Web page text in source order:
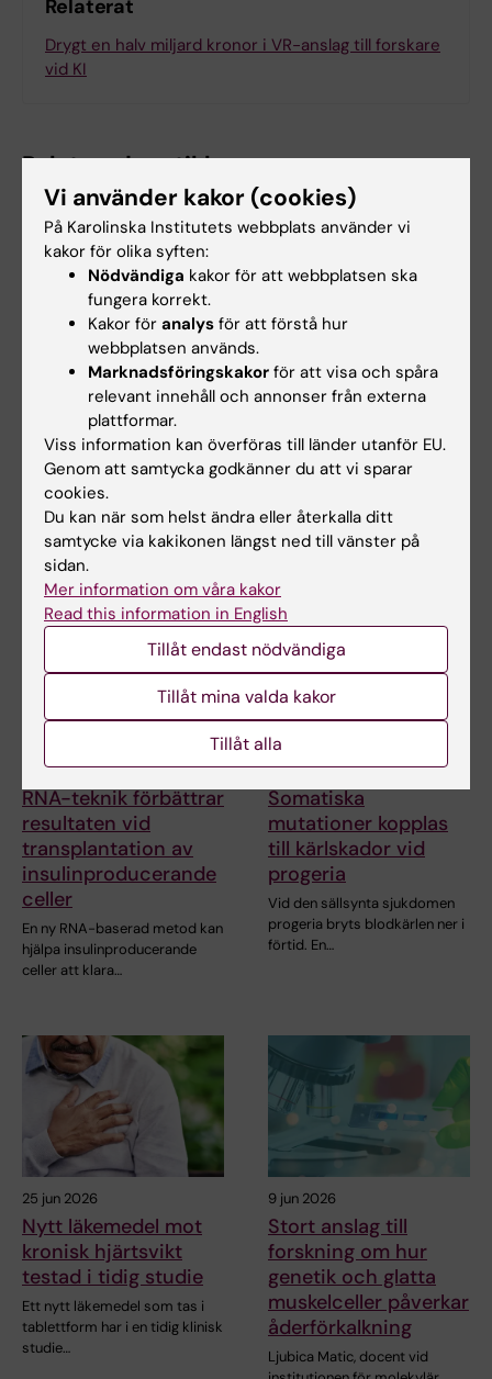
Relaterat
Drygt en halv miljard kronor i VR-anslag till forskare
vid KI
Relaterade artiklar
7 aug 2026
Celler i tumörens
mikromiljö kan
påverka
hormonbehandling
Vilka celler som finns i en
bröstcancertumörs mikromiljö
kan ha betydelse…
6 aug 2026
Ny metod skiljer
sjuka immunceller i
blodprov
Institutet och SciLifeLab har
utvecklat en ny…
5 aug 2026
RNA-teknik förbättrar
resultaten vid
transplantation av
insulinproducerande
celler
En ny RNA-baserad metod kan
hjälpa insulinproducerande
celler att klara…
31 jul 2026
Somatiska
mutationer kopplas
till kärlskador vid
progeria
Vid den sällsynta sjukdomen
progeria bryts blodkärlen ner i
förtid. En…
25 jun 2026
Nytt läkemedel mot
kronisk hjärtsvikt
testad i tidig studie
Ett nytt läkemedel som tas i
tablettform har i en tidig klinisk
studie…
9 jun 2026
Stort anslag till
forskning om hur
genetik och glatta
muskelceller påverkar
åderförkalkning
Ljubica Matic, docent vid
Vi använder kakor (cookies)
På Karolinska Institutets webbplats använder vi
kakor för olika syften:
Nödvändiga kakor för att webbplatsen ska
fungera korrekt.
Kakor för analys för att förstå hur
webbplatsen används.
Marknadsföringskakor för att visa och spåra
relevant innehåll och annonser från externa
plattformar.
Viss information kan överföras till länder utanför EU.
Genom att samtycka godkänner du att vi sparar
cookies.
Du kan när som helst ändra eller återkalla ditt
samtycke via kakikonen längst ned till vänster på
sidan.
Mer information om våra kakor
Read this information in English
Tillåt endast nödvändiga
Tillåt mina valda kakor
Tillåt alla